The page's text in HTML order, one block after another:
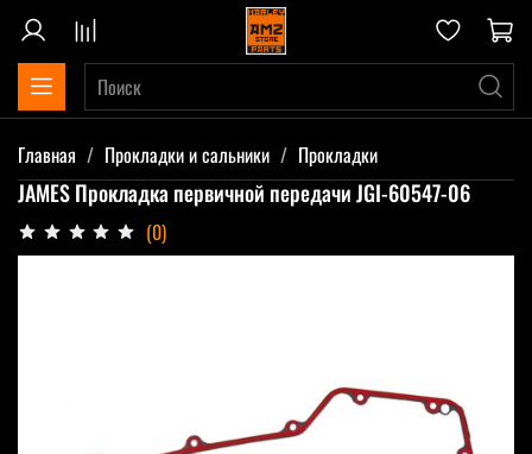
Главная Прокладки и сальники Прокладки
JAMES Прокладка первичной передачи JGI-60547-06
(0)